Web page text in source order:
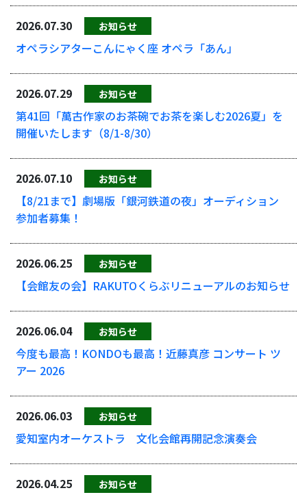
2026.07.30 お知らせ
オペラシアターこんにゃく座 オペラ「あん」
2026.07.29 お知らせ
第41回「萬古作家のお茶碗でお茶を楽しむ2026夏」を
開催いたします（8/1-8/30）
2026.07.10 お知らせ
【8/21まで】劇場版「銀河鉄道の夜」オーディション
参加者募集！
2026.06.25 お知らせ
【会館友の会】RAKUTOくらぶリニューアルのお知らせ
2026.06.04 お知らせ
今度も最高！KONDOも最高！近藤真彦 コンサート ツ
アー 2026
2026.06.03 お知らせ
愛知室内オーケストラ 文化会館再開記念演奏会
2026.04.25 お知らせ